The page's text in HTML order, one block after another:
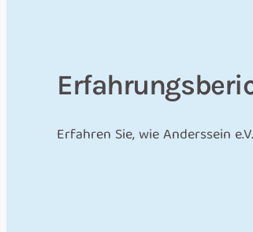
Erfahren Sie, wie Anderssein